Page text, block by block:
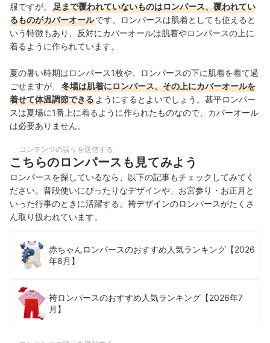
服ですが、
足まで覆われていないものはロンパース、覆われてい
るものがカバーオールです。ロンパースは肌着としても使えると
いう特徴もあり、反対にカバーオールは肌着やロンパースの上に
着るように作られています。
夏の暑い時期はロンパース1枚や、ロンパースの下に肌着を着て過
ごせますが、
冬場は肌着にロンパース、その上にカバーオールを
着せて体温調節できる ようにするとよいでしょう。甚平ロンパー
スは夏場に1番上に着るように作られたものなので、カバーオール
は必要ありません。
コンテンツの誤りを送信する
こちらのロンパースも見てみよう
ロンパースを探しているなら、以下の記事もチェックしてみてく
ださい。普段使いにぴったりなデザインや、お宮参り・お正月と
いった行事のときに活躍する、袴デザインのロンパースがたくさ
ん取り扱われています。
赤ちゃんロンパースのおすすめ人気ランキング【2026
年8月】
袴ロンパースのおすすめ人気ランキング【2026年7
月】